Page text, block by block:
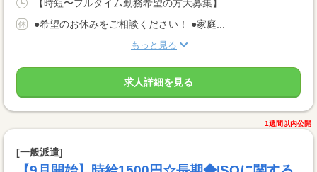
【時短〜フルタイム勤務希望の方大募集】 ...
●希望のお休みをご相談ください！ ●家庭...
もっと見る
求人詳細を見る
1週間以内公開
[一般派遣]